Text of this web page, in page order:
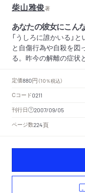
柴山雅俊著
あなたの彼女にこん
「うしろに誰かいる」
と自傷行為や自殺を図
る。昨今の解離の症状
定価880円 （10％税込）
Cコード0211
刊行日 2007/09/05
ページ数224頁